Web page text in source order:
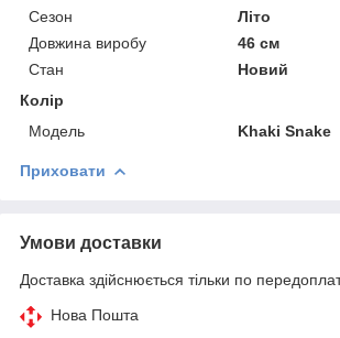
Сезон
Літо
Довжина виробу
46 см
Стан
Новий
Колір
Модель
Khaki Snake
Приховати
Умови доставки
Доставка здійснюється тільки по
Нова Пошта